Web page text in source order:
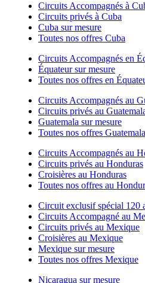
Circuits Accompagnés à
Circuits privés à Cuba
Cuba sur mesure
Toutes nos offres Cuba
Circuits Accompagnés en
Équateur sur mesure
Toutes nos offres en
Circuits Accompagnés au
Circuits privés au
Guatemala sur mesure
Toutes nos offres Guatemala
Circuits Accompagnés au
Circuits privés au Honduras
Croisières au Honduras
Toutes nos offres au
Circuit exclusif spécial 120
Circuits Accompagné au
Circuits privés au Mexique
Croisières au Mexique
Mexique sur mesure
Toutes nos offres Mexique
Nicaragua sur mesure